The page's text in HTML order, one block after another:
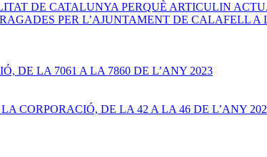
DE CATALUNYA PERQUÈ ARTICULIN
PER L’AJUNTAMENT DE CALAFELL A
DE LA 7061 A LA 7860 DE L’ANY 2023
CORPORACIÓ, DE LA 42 A LA 46 DE L’ANY